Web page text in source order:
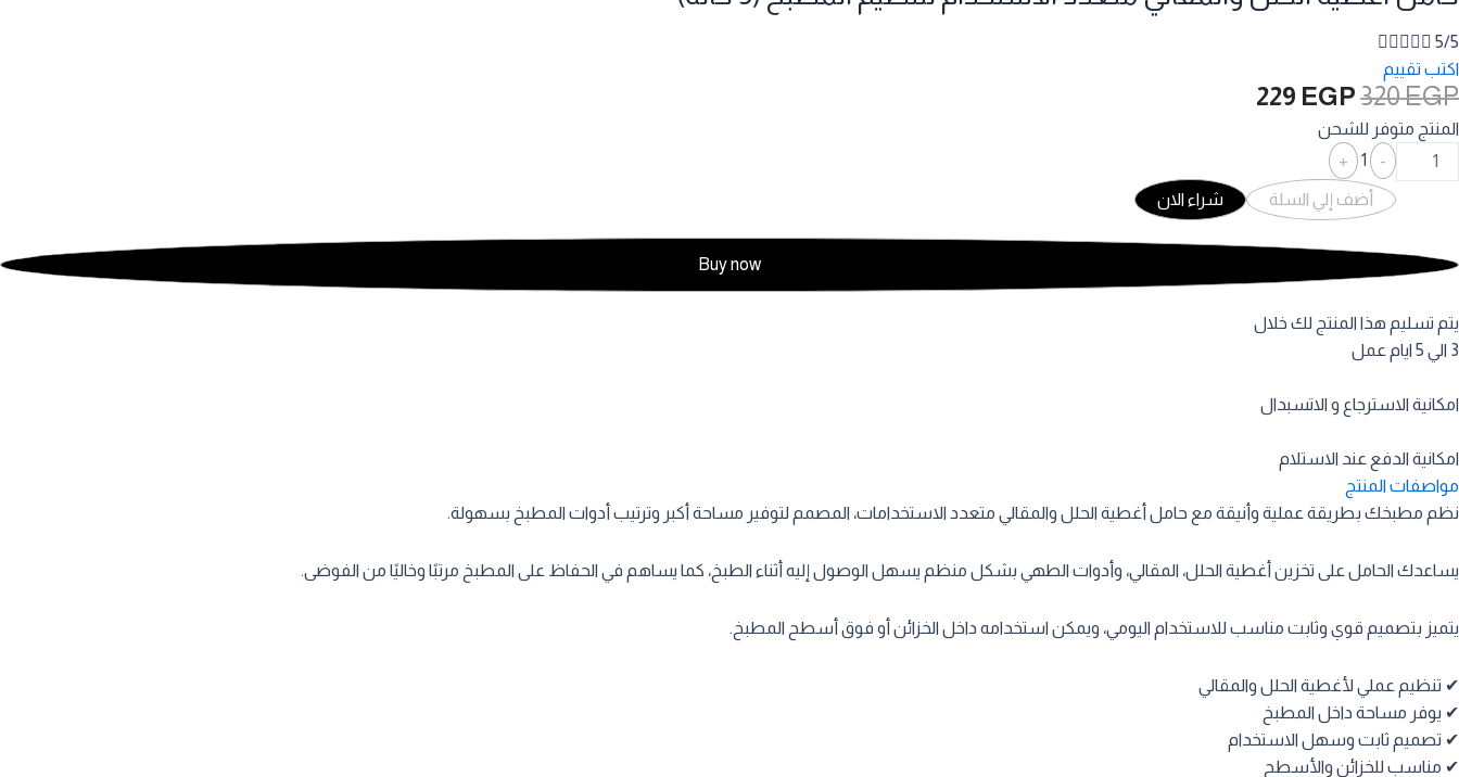
     5/5
اكتب تقييم
320EGP
السعر
الأصلي
هو:
320 EGP.
229 EGP
229 EGP.
المنتج متوفر للشحن
Quantity
-
1
+
أضف إلي السلة شراء الان
Buy now
يتم تسليم هذا المنتج لك خلال
3 الي 5 ايام عمل
امكانية الاسترجاع و الاتسبدال
امكانية الدفع عند الاستلام
مواصفات المنتج
نظم مطبخك بطريقة عملية وأنيقة مع حامل أغطية الحلل والمقالي متعدد الاستخدامات، المصمم لتوفير مساحة أكبر وترتيب أدوات المطبخ بسهولة.
يساعدك الحامل على تخزين أغطية الحلل، المقالي، وأدوات الطهي بشكل منظم يسهل الوصول إليه أثناء الطبخ، كما يساهم في الحفاظ على المطبخ مرتبًا وخاليًا من الفوضى.
يتميز بتصميم قوي وثابت مناسب للاستخدام اليومي، ويمكن استخدامه داخل الخزائن أو فوق أسطح المطبخ.
✔ تنظيم عملي لأغطية الحلل والمقالي
✔ يوفر مساحة داخل المطبخ
✔ تصميم ثابت وسهل الاستخدام
✔ مناسب للخزائن والأسطح